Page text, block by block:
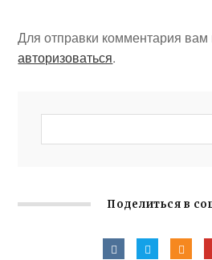
Для отправки комментария
авторизоваться.
Поделиться в